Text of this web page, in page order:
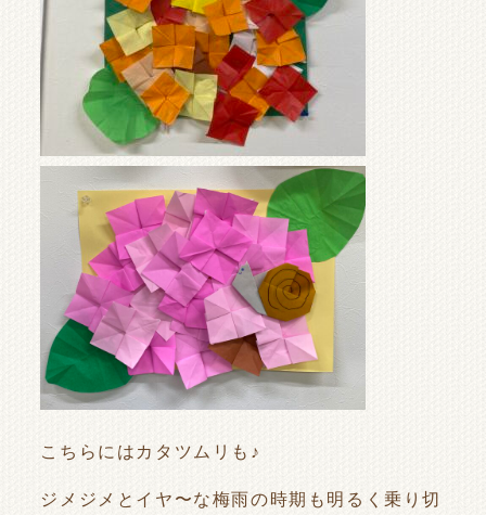
こちらにはカタツムリも♪
ジメジメとイヤ〜な梅雨の時期も明るく乗り切